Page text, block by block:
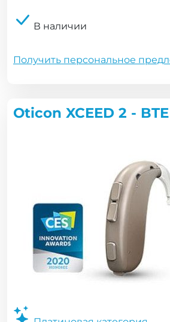
В наличии
Получить персональное
Oticon XCEED 2 -